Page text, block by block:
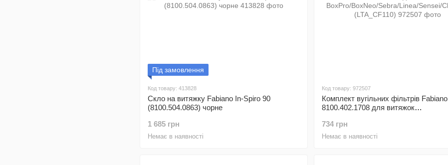
Під замовлення
Код товару: 413828
Скло на витяжку Fabiano In-Spiro 90
(8100.504.0863) чорне
1 685 грн
Немає в наявності
Код товару: 972507
Комплект вугільних фільтрів Fabiano
8100.402.1708 для витяжок
(LTA_CF110)
734 грн
Немає в наявності